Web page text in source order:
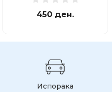
450 ден.
Испорака